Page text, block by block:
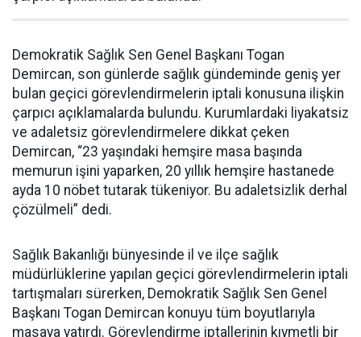
Demokratik Sağlık Sen Genel Başkanı Togan
Demircan, son günlerde sağlık gündeminde geniş yer
bulan geçici görevlendirmelerin iptali konusuna ilişkin
çarpıcı açıklamalarda bulundu. Kurumlardaki liyakatsiz
ve adaletsiz görevlendirmelere dikkat çeken
Demircan, “23 yaşındaki hemşire masa başında
memurun işini yaparken, 20 yıllık hemşire hastanede
ayda 10 nöbet tutarak tükeniyor. Bu adaletsizlik derhal
çözülmeli” dedi.
Sağlık Bakanlığı bünyesinde il ve ilçe sağlık
müdürlüklerine yapılan geçici görevlendirmelerin iptali
tartışmaları sürerken, Demokratik Sağlık Sen Genel
Başkanı Togan Demircan konuyu tüm boyutlarıyla
masaya yatırdı. Görevlendirme iptallerinin kıymetli bir